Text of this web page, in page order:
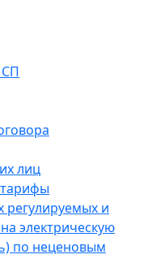
лиц
регулируемых и
электрическую
по неценовым